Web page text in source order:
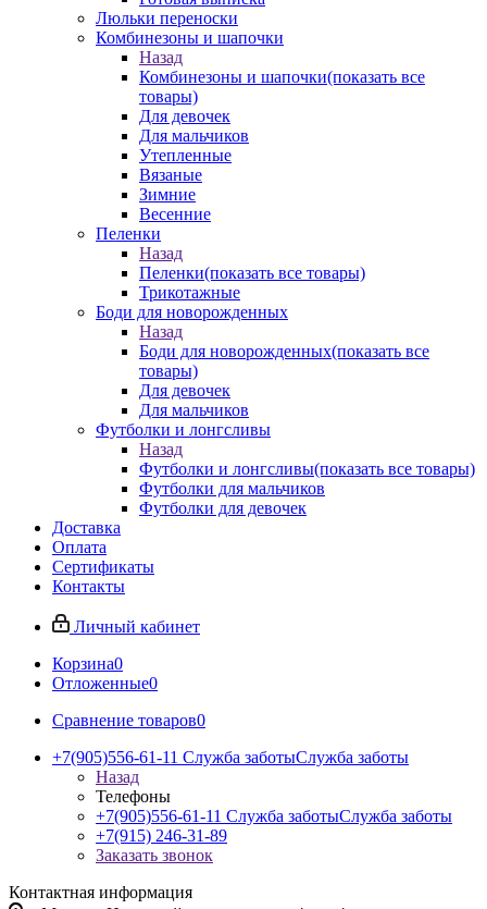
Люльки переноски
Комбинезоны и шапочки
Назад
Комбинезоны и шапочки(показать все
товары)
Для девочек
Для мальчиков
Утепленные
Вязаные
Зимние
Весенние
Пеленки
Назад
Пеленки(показать все товары)
Трикотажные
Боди для новорожденных
Назад
Боди для новорожденных(показать все
товары)
Для девочек
Для мальчиков
Футболки и лонгсливы
Назад
Футболки и лонгсливы(показать все товары)
Футболки для мальчиков
Футболки для девочек
Доставка
Оплата
Сертификаты
Контакты
Личный кабинет
Корзина0
Отложенные0
Сравнение товаров0
+7(905)556-61-11 Служба заботыСлужба заботы
Назад
Телефоны
+7(905)556-61-11 Служба заботыСлужба заботы
+7(915) 246-31-89
Заказать звонок
Контактная информация